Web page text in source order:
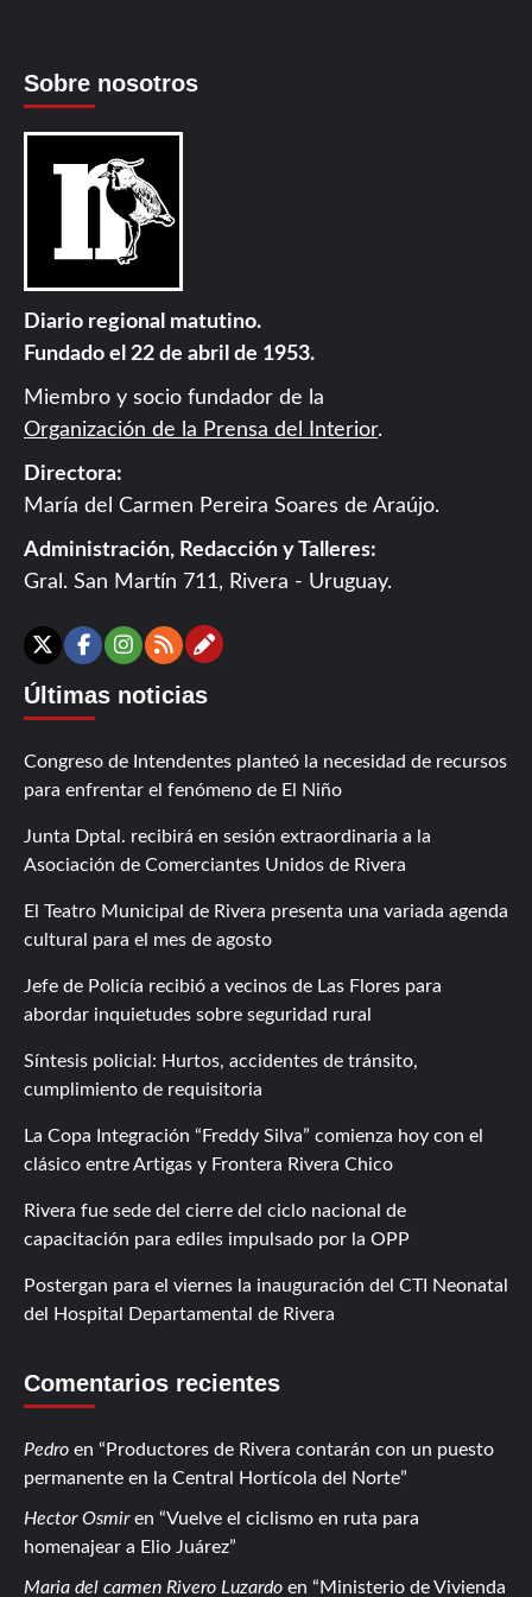
Sobre nosotros
Diario regional matutino.
Fundado el 22 de abril de 1953.
Miembro y socio fundador de la
Organización de la Prensa del Interior.
Directora:
María del Carmen Pereira Soares de Araújo.
Administración, Redacción y Talleres:
Gral. San Martín 711, Rivera - Uruguay.
X Facebook
Instagram
RSSContáctanos
Últimas noticias
Congreso de Intendentes planteó la necesidad de recursos
para enfrentar el fenómeno de El Niño
Junta Dptal. recibirá en sesión extraordinaria a la
Asociación de Comerciantes Unidos de Rivera
El Teatro Municipal de Rivera presenta una variada agenda
cultural para el mes de agosto
Jefe de Policía recibió a vecinos de Las Flores para
abordar inquietudes sobre seguridad rural
Síntesis policial: Hurtos, accidentes de tránsito,
cumplimiento de requisitoria
La Copa Integración “Freddy Silva” comienza hoy con el
clásico entre Artigas y Frontera Rivera Chico
Rivera fue sede del cierre del ciclo nacional de
capacitación para ediles impulsado por la OPP
Postergan para el viernes la inauguración del CTI Neonatal
del Hospital Departamental de Rivera
Comentarios recientes
Pedro en
Productores de Rivera contarán con un puesto
permanente en la Central Hortícola del Norte
Hector Osmiren
Vuelve el ciclismo en ruta para
homenajear a Elio Juárez
Maria del carmen Rivero Luzardo en Ministerio de Vivienda